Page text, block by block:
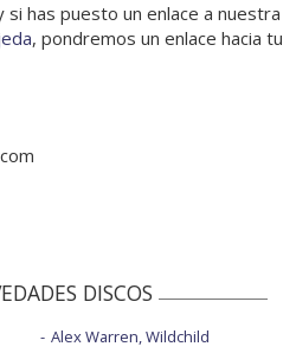
has puesto un enlace a nuestra
, pondremos un enlace hacia tu
DISCOS
Alex Warren, Wildchild